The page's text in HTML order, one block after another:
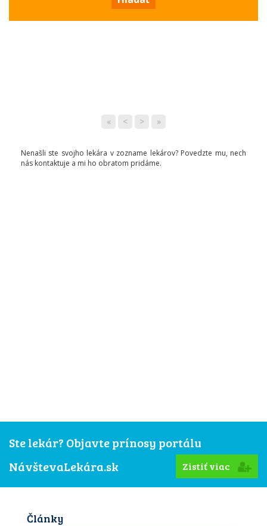
« < > »
Nenašli ste svojho lekára v zozname lekárov? Povedzte mu, nech
nás kontaktuje a mi ho obratom pridáme.
Ste lekár? Objavte prínosy portálu
NávštevaLekára.sk
Zistiť viac
Články